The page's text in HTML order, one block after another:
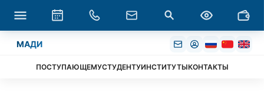
МАДИ
ПОСТУПАЮЩЕМУСТУДЕНТУИНСТИТУТЫКОНТАКТЫ